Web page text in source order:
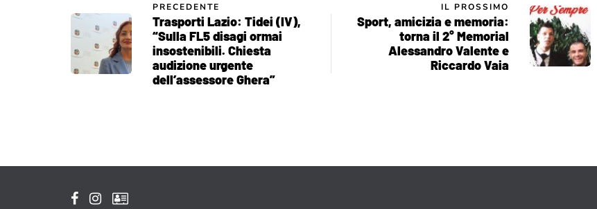
PRECEDENTE
Trasporti Lazio: Tidei (IV),
“Sulla FL5 disagi ormai
insostenibili. Chiesta
audizione urgente
dell’assessore Ghera”
IL PROSSIMO
Sport, amicizia e memoria:
torna il 2° Memorial
Alessandro Valente e
Riccardo Vaia